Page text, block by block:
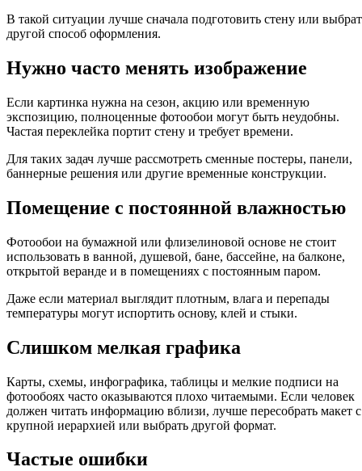
В такой ситуации лучше сначала подготовить стену или
другой способ оформления.
Нужно часто менять изображение
Если картинка нужна на сезон, акцию или временную
экспозицию, полноценные фотообои могут быть неудобны.
Частая переклейка портит стену и требует времени.
Для таких задач лучше рассмотреть сменные постеры, панели,
баннерные решения или другие временные конструкции.
Помещение с постоянной влажностью
Фотообои на бумажной или флизелиновой основе не стоит
использовать в ванной, душевой, бане, бассейне, на балконе,
открытой веранде и в помещениях с постоянным паром.
Даже если материал выглядит плотным, влага и перепады
температуры могут испортить основу, клей и стыки.
Слишком мелкая графика
Карты, схемы, инфографика, таблицы и мелкие подписи на
фотообоях часто оказываются плохо читаемыми. Если человек
должен читать информацию вблизи, лучше пересобрать макет с
крупной иерархией или выбрать другой формат.
Частые ошибки